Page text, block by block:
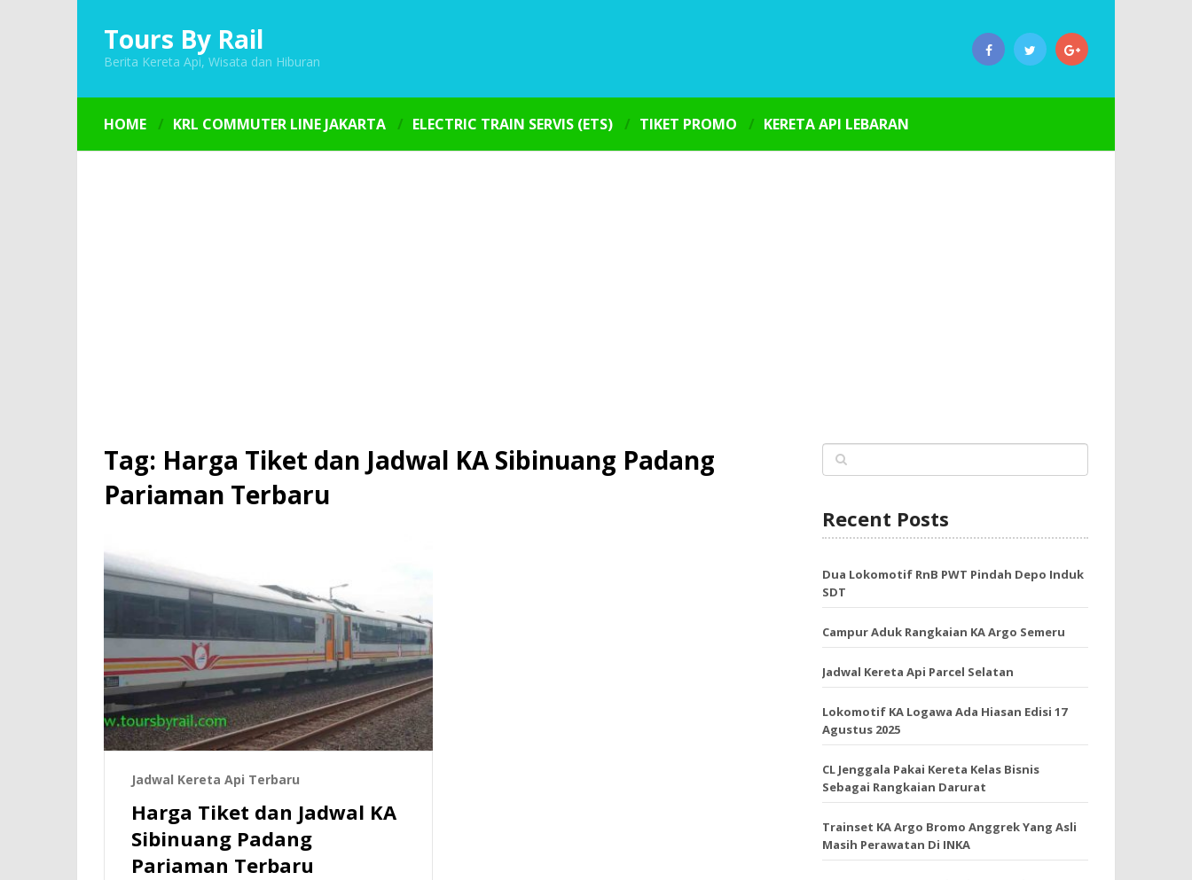
Tours By Rail
Berita Kereta Api, Wisata dan Hiburan
HOME KRL COMMUTER LINE JAKARTA ELECTRIC TRAIN SERVIS (ETS) TIKET PROMO KERETA API LEBARAN
Tag: Harga Tiket dan Jadwal KA Sibinuang Padang
Pariaman Terbaru
Jadwal Kereta Api Terbaru
Harga Tiket dan Jadwal KA
Sibinuang Padang
Pariaman Terbaru
Recent Posts
Dua Lokomotif RnB PWT Pindah Depo Induk
SDT
Campur Aduk Rangkaian KA Argo Semeru
Jadwal Kereta Api Parcel Selatan
Lokomotif KA Logawa Ada Hiasan Edisi 17
Agustus 2025
CL Jenggala Pakai Kereta Kelas Bisnis
Sebagai Rangkaian Darurat
Trainset KA Argo Bromo Anggrek Yang Asli
Masih Perawatan Di INKA